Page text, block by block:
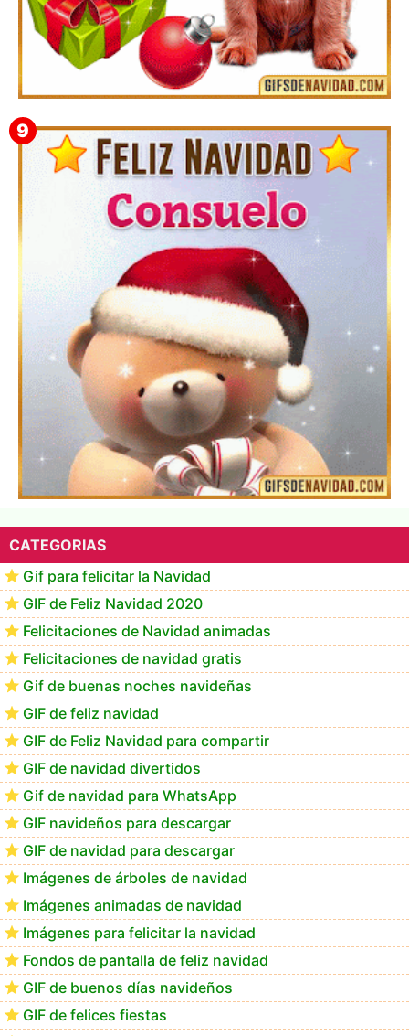
▷ Los Mejores Fondos de pantalla de feliz navidad
2022 📖
Feliz Navidad Consuelo
CATEGORIAS
Gif para felicitar la Navidad
GIF de Feliz Navidad 2020
Felicitaciones de Navidad animadas
Felicitaciones de navidad gratis
Gif de buenas noches navideñas
GIF de feliz navidad
GIF de Feliz Navidad para compartir
GIF de navidad divertidos
Gif de navidad para WhatsApp
GIF navideños para descargar
GIF de navidad para descargar
Imágenes de árboles de navidad
Imágenes animadas de navidad
Imágenes para felicitar la navidad
Fondos de pantalla de feliz navidad
GIF de buenos días navideños
GIF de felices fiestas